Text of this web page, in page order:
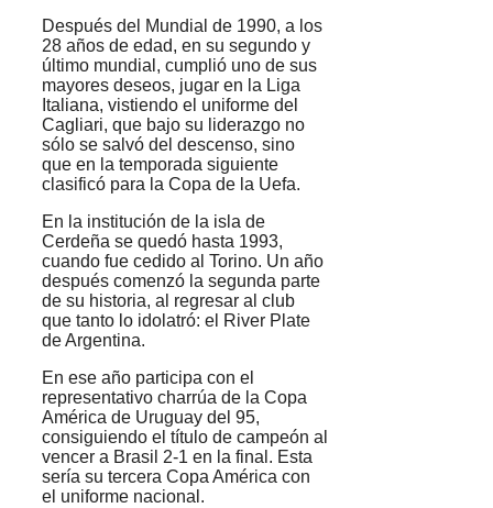
Después del Mundial de 1990, a los
28 años de edad, en su segundo y
último mundial, cumplió uno de sus
mayores deseos, jugar en la Liga
Italiana, vistiendo el uniforme del
Cagliari, que bajo su liderazgo no
sólo se salvó del descenso, sino
que en la temporada siguiente
clasificó para la Copa de la Uefa.
En la institución de la isla de
Cerdeña se quedó hasta 1993,
cuando fue cedido al Torino. Un año
después comenzó la segunda parte
de su historia, al regresar al club
que tanto lo idolatró: el River Plate
de Argentina.
En ese año participa con el
representativo charrúa de la Copa
América de Uruguay del 95,
consiguiendo el título de campeón al
vencer a Brasil 2-1 en la final. Esta
sería su tercera Copa América con
el uniforme nacional.